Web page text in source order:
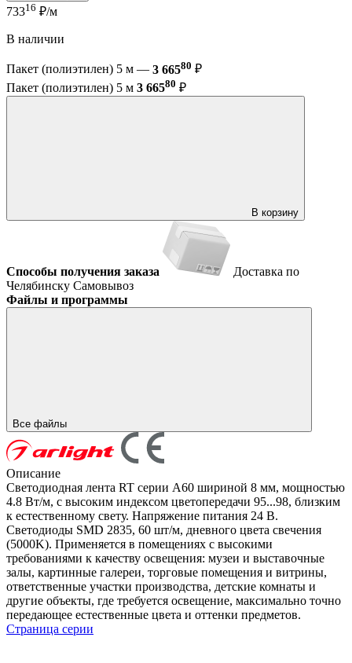
73316 ₽/м
В наличии
Пакет (полиэтилен) 5 м — 3 66580 ₽
Пакет (полиэтилен) 5 м 3 66580 ₽
В корзину
Способы получения заказа
Доставка по
Челябинску Самовывоз
Файлы и программы
Все файлы
Описание
Светодиодная лента RT серии A60 шириной 8 мм, мощностью
4.8 Вт/м, с высоким индексом цветопередачи 95...98, близким
к естественному свету. Напряжение питания 24 В.
Светодиоды SMD 2835, 60 шт/м, дневного цвета свечения
(5000K). Применяется в помещениях с высокими
требованиями к качеству освещения: музеи и выставочные
залы, картинные галереи, торговые помещения и витрины,
ответственные участки производства, детские комнаты и
другие объекты, где требуется освещение, максимально точно
передающее естественные цвета и оттенки предметов.
Страница серии